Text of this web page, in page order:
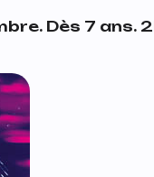
Dès 7